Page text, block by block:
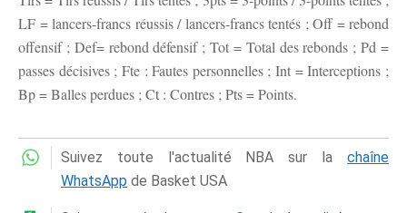
LF = lancers-francs réussis / lancers-francs tentés ; Off = rebond
offensif ; Def= rebond défensif ; Tot = Total des rebonds ; Pd =
passes décisives ; Fte : Fautes personnelles ; Int = Interceptions ;
Bp = Balles perdues ; Ct : Contres ; Pts = Points.
Suivez toute l'actualité NBA sur la chaîne
WhatsApp de Basket USA